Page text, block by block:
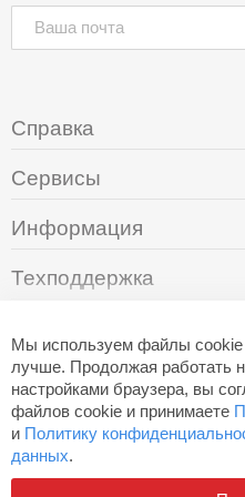
Мы используем файлы cookie
лучше. Продолжая работать
настройками браузера, вы
файлов cookie и принимаете
и Политику
данных.
Справка
Сервисы
Информация
Техподдержка
+7 (495) 249-05-94